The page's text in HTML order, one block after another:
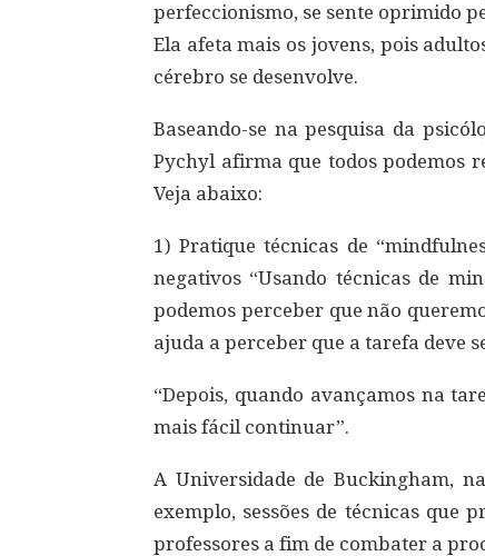
perfeccionismo, se sente oprimido
Ela afeta mais os jovens, pois
cérebro se desenvolve.
Baseando-se na pesquisa da
Pychyl afirma que todos podemos
Veja abaixo:
1) Pratique técnicas de
negativos “Usando técnicas de
podemos perceber que não
ajuda a perceber que a tarefa deve
“Depois, quando avançamos na
mais fácil continuar”.
A Universidade de Buckingham,
exemplo, sessões de técnicas que
professores a fim de combater a